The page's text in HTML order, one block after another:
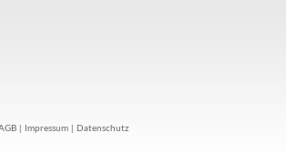
Impressum Datenschutz